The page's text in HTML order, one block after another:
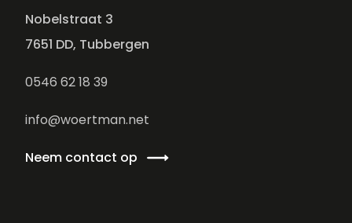
Nobelstraat 3
7651 DD, Tubbergen
0546 62 18 39
info@woertman.net
Neem contact op